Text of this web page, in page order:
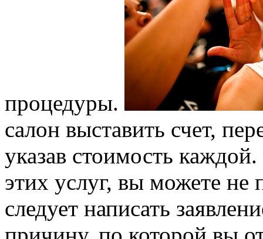
процедуры.
салон выставить счет,
указав стоимость
этих услуг, вы можете не
следует написать